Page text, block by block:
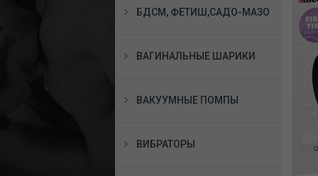
БДСМ, ФЕТИШ,САДО-МАЗО
ВАГИНАЛЬНЫЕ ШАРИКИ
ВАКУУМНЫЕ ПОМПЫ
ВИБРАТОРЫ